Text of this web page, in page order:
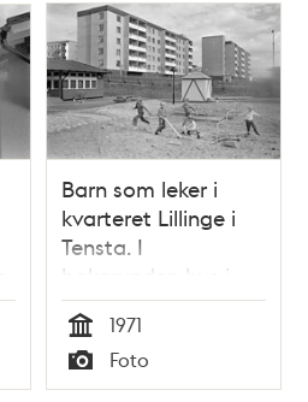
Barn som leker i
kvarteret Lillinge i
Tensta. I
bakgrunden hus i
kvarteret Hjälminge.
Tid
1971
Typ
Foto